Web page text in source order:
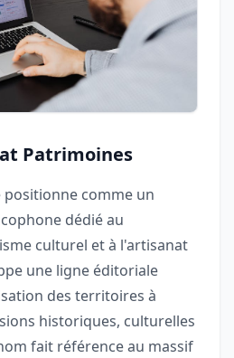
Patrimoines
positionne comme un
dédié au
culturel et à l'artisanat
une ligne éditoriale
des territoires à
historiques, culturelles
fait référence au massif